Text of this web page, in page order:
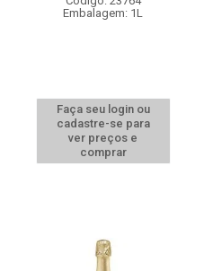
Embalagem: 1L
Faça seu login ou
cadastre-se para
ver preços e
comprar